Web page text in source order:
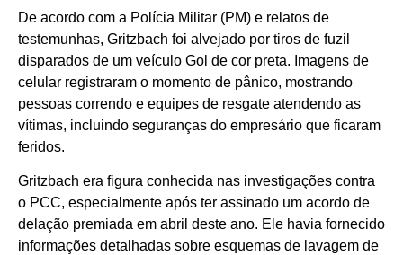
De acordo com a Polícia Militar (PM) e relatos de
testemunhas, Gritzbach foi alvejado por tiros de fuzil
disparados de um veículo Gol de cor preta. Imagens de
celular registraram o momento de pânico, mostrando
pessoas correndo e equipes de resgate atendendo as
vítimas, incluindo seguranças do empresário que ficaram
feridos.
Gritzbach era figura conhecida nas investigações contra
o PCC, especialmente após ter assinado um acordo de
delação premiada em abril deste ano. Ele havia fornecido
informações detalhadas sobre esquemas de lavagem de